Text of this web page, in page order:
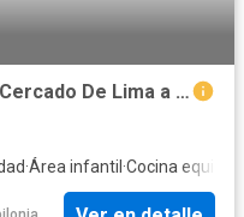
Departamento en alquiler en Cercado De Lima a S/1,600 al mes
·Área infantil·Cocina